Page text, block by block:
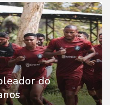
do